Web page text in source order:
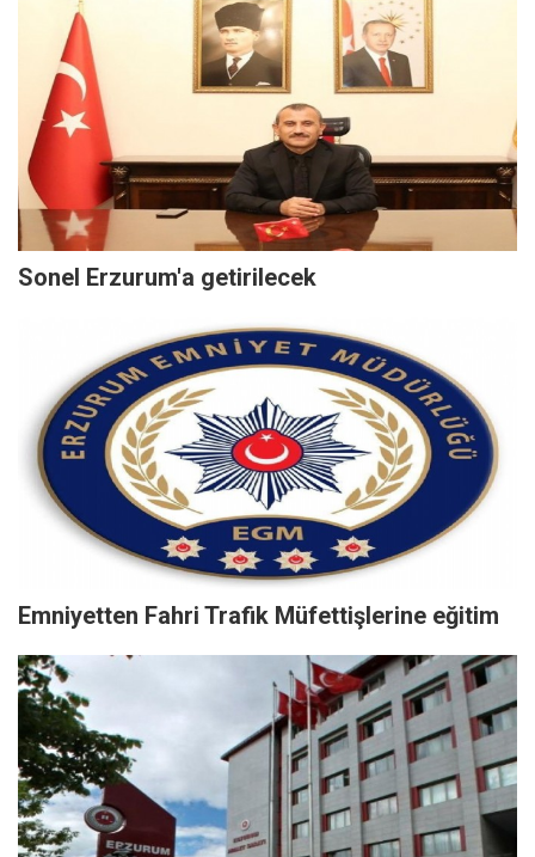
Sonel Erzurum'a getirilecek
Emniyetten Fahri Trafik Müfettişlerine eğitim